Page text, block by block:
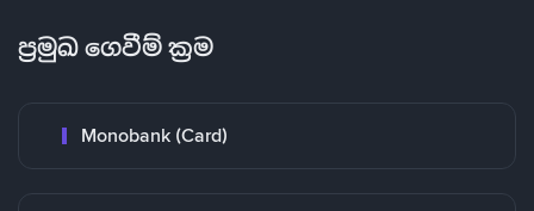
ප්‍රමුඛ ගෙවීම් ක්‍රම
Monobank (Card)